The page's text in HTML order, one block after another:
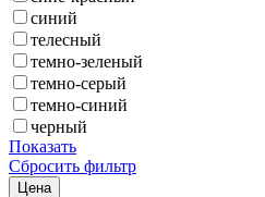
синий
телесный
темно-зеленый
темно-серый
темно-синий
черный
Показать
Сбросить фильтр
Цена